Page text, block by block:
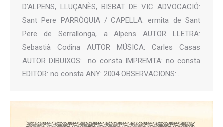
D’ALPENS, LLUÇANÈS, BISBAT DE VIC ADVOCACIÓ:
Sant Pere PARRÒQUIA / CAPELLA: ermita de Sant
Pere de Serrallonga, a Alpens AUTOR LLETRA:
Sebastià Codina AUTOR MÚSICA: Carles Casas
AUTOR DIBUIXOS: no consta IMPREMTA: no consta
EDITOR: no consta ANY: 2004 OBSERVACIONS:…